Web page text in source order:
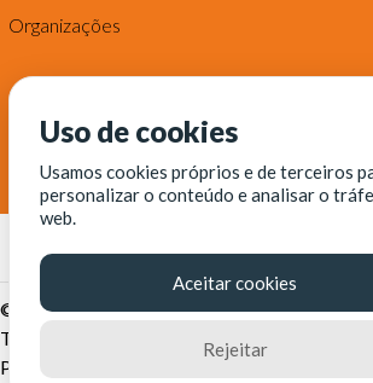
Organizações
© Fortaleza Digital || CITINOVA - Fundação
Tecnologia e Inovação de Fortaleza - Rua
Praia de Iracema - Fortaleza-CE
Uso de cookies
Usamos cookies próprios e de terceiros
personalizar o conteúdo e analisar o
web.
Aceitar cookies
Rejeitar